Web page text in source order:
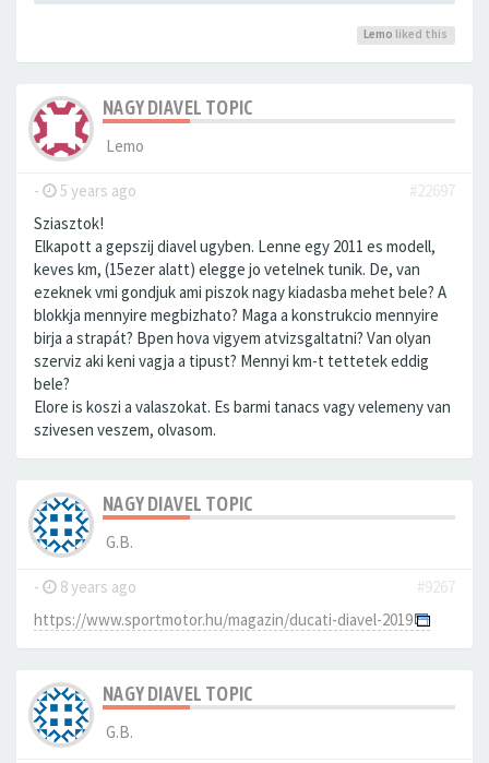
Lemo liked this
NAGY DIAVEL TOPIC
Lemo
- 5 years ago
#22697
Sziasztok!
Elkapott a gepszij diavel ugyben. Lenne egy 2011 es modell,
keves km, (15ezer alatt) elegge jo vetelnek tunik. De, van
ezeknek vmi gondjuk ami piszok nagy kiadasba mehet bele? A
blokkja mennyire megbizhato? Maga a konstrukcio mennyire
birja a strapát? Bpen hova vigyem atvizsgaltatni? Van olyan
szerviz aki keni vagja a tipust? Mennyi km-t tettetek eddig
bele?
Elore is koszi a valaszokat. Es barmi tanacs vagy velemeny van
szivesen veszem, olvasom.
NAGY DIAVEL TOPIC
G.B.
- 8 years ago
#9267
https://www.sportmotor.hu/magazin/ducati-diavel-2019
NAGY DIAVEL TOPIC
G.B.